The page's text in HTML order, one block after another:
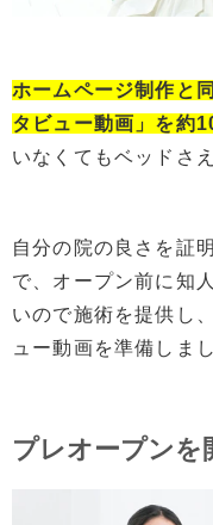
ホームページ制作と
タビュー動画」を約
いなくてもベッドさ
自分の院の良さを証
で、オープン前に知
いので施術を提供し
ュー動画を準備しま
プレオープンを